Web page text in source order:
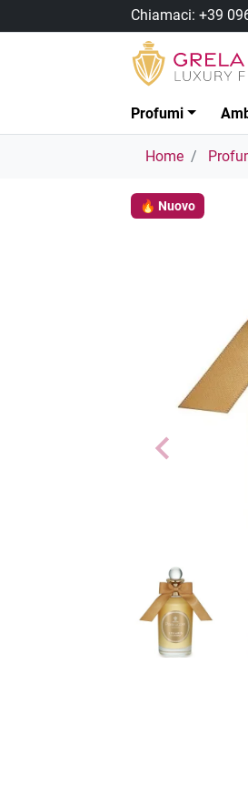
Chiamaci:+39
Profumi
Home
🔥 Nuovo